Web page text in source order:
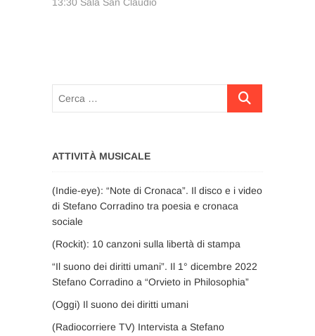
Cerca
ATTIVITÀ MUSICALE
(Indie-eye): “Note di Cronaca”. Il disco e i video
di Stefano Corradino tra poesia e cronaca
sociale
(Rockit): 10 canzoni sulla libertà di stampa
“Il suono dei diritti umani”. Il 1° dicembre 2022
Stefano Corradino a “Orvieto in Philosophia”
(Oggi) Il suono dei diritti umani
(Radiocorriere TV) Intervista a Stefano